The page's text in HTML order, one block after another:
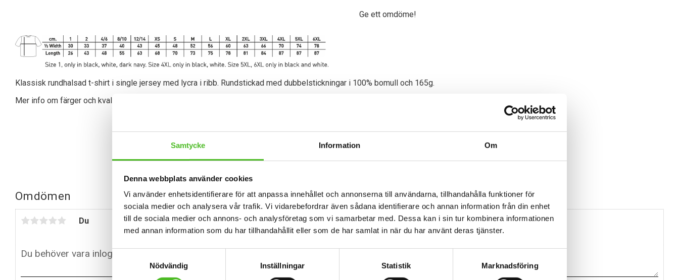
Samtycke Information Om
Denna webbplats använder cookies
Vi använder enhetsidentifierare för att anpassa innehållet och annonserna till användarna, tillhandahålla funktioner för
sociala medier och analysera vår trafik. Vi vidarebefordrar även sådana identifierare och annan information från din enhet
till de sociala medier och annons- och analysföretag som vi samarbetar med. Dessa kan i sin tur kombinera informationen
med annan information som du har tillhandahållit eller som de har samlat in när du har använt deras tjänster.
Samtyckesval
Nödvändig
Inställningar Statistik Marknadsföring
Ge ett omdöme!
Klassisk rundhalsad t-shirt i single jersey med lycra i ribb. Rundstickad med dubbelstickningar i 100% bomull och 165g.
Mer info om färger och kvalitet hittar du här:
Dela med dig
Omdömen
Du